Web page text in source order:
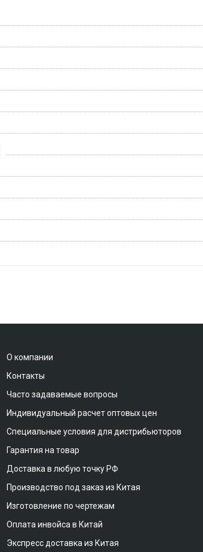
О компании
Контакты
Часто задаваемые вопросы
Индивидуальный расчет оптовых цен
Специальные условия для дистрибьюторов
Гарантия на товар
Доставка в любую точку РФ
Производство под заказ из Китая
Изготовление по чертежам
Оплата инвойса в Китай
Экспресс доставка из Китая